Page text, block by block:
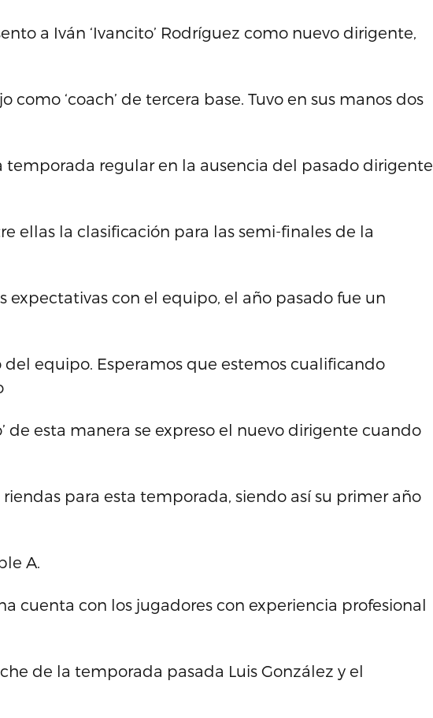
a Iván ‘Ivancito’ Rodríguez como nuevo dirigente,
‘coach’ de tercera base. Tuvo en sus manos dos
regular en la ausencia del pasado dirigente
ellas la clasificación para las semi-finales de la
expectativas con el equipo, el año pasado fue un
equipo. Esperamos que estemos cualificando
de esta manera se expreso el nuevo dirigente cuando
para esta temporada, siendo así su primer año
A.
cuenta con los jugadores con experiencia profesional
de la temporada pasada Luis González y el